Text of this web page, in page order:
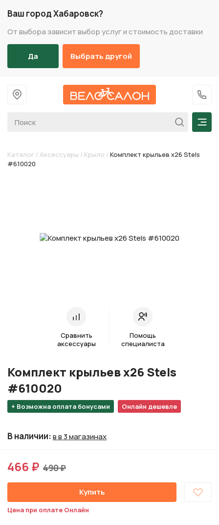
Ваш город Хабаровск?
От выбора зависит выбор услуг и стоимость доставки
Да Выбрать другой
На главную
+7
Каталог / Аксессуары / Крыло / Комплект крыльев х26 Stels
#610020
Сравнить
аксессуары
Помощь
специалиста
+ Возможна оплата бонусами Онлайн дешевле
Комплект крыльев х26 Stels
#610020
В наличии:в в 3 магазинах
466 ₽ 490 ₽
Купить
Цена при оплате Онлайн